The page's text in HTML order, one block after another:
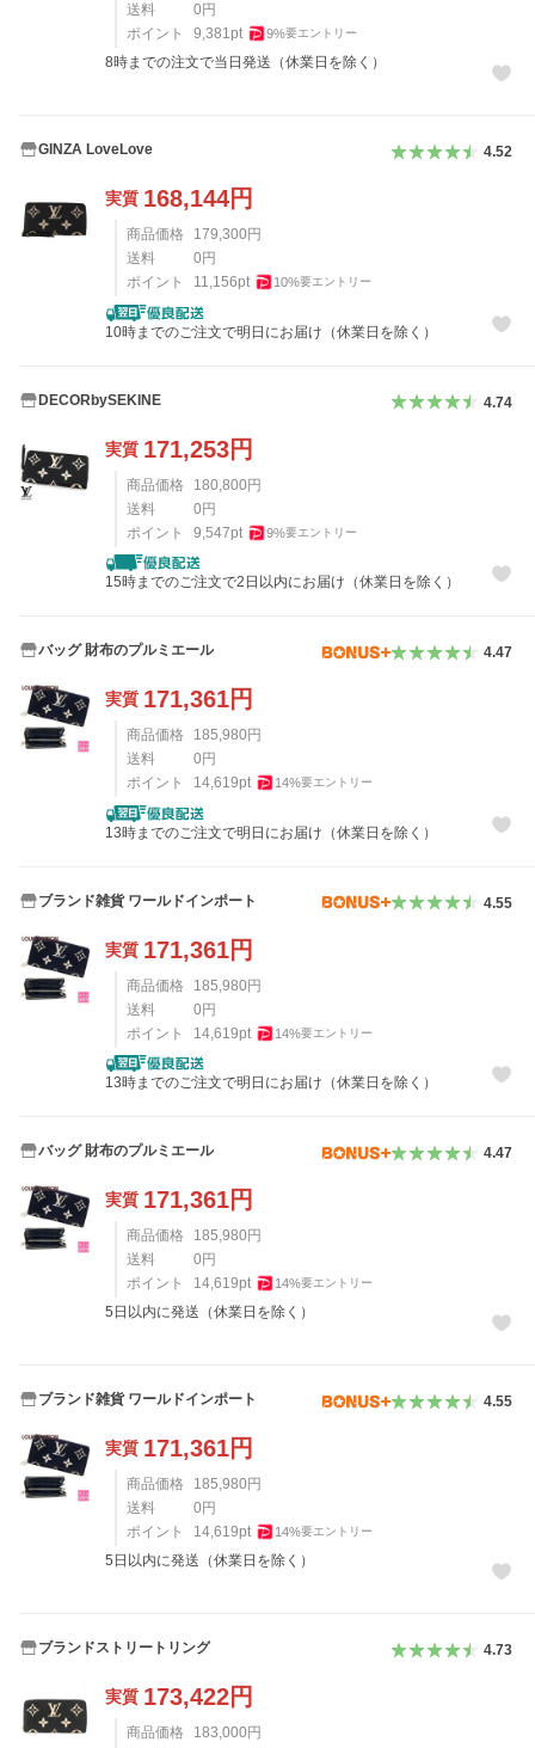
送料
0 円
ポイント
9,381pt 9%要エントリー
8時までの注文で当日発送（休業日を除く）
GINZA LoveLove 4.52
実質 168,144円
商品価格 179,300 円
送料
0 円
ポイント
11,156pt 10%要エントリー
10時までのご注文で明日にお届け（休業日を除く）
DECORbySEKINE 4.74
実質 171,253円
商品価格 180,800円
送料
0円
ポイント
9,547pt 9%要エントリー
15時までのご注文で2日以内にお届け（休業日を除く）
バッグ 財布のプルミエール 4.47
実質 171,361円
商品価格 185,980 円
送料
0 円
ポイント
14,619pt 14%要エントリー
13時までのご注文で明日にお届け（休業日を除く）
ブランド雑貨 ワールドインポート 4.55
実質 171,361円
商品価格 185,980円
送料
0円
ポイント
14,619pt 14%要エントリー
13時までのご注文で明日にお届け（休業日を除く）
バッグ 財布のプルミエール 4.47
実質 171,361円
商品価格 185,980 円
送料
0 円
ポイント
14,619pt 14%要エントリー
5日以内に発送（休業日を除く）
ブランド雑貨 ワールドインポート 4.55
実質 171,361円
商品価格 185,980 円
送料
0 円
ポイント
14,619pt 14%要エントリー
5日以内に発送（休業日を除く）
ブランドストリートリング 4.73
実質 173,422円
商品価格 183,000 円